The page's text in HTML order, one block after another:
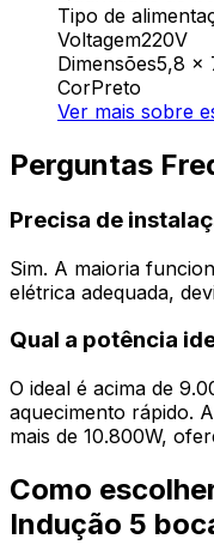
Tipo de
Voltagem220V
Dimensões5,8 x
CorPreto
Ver mais sobre
Perguntas
Precisa de
Sim. A maioria
elétrica adequada,
Qual a potência
O ideal é acima de
aquecimento rápido.
mais de 10.800W,
Como
Indução 5